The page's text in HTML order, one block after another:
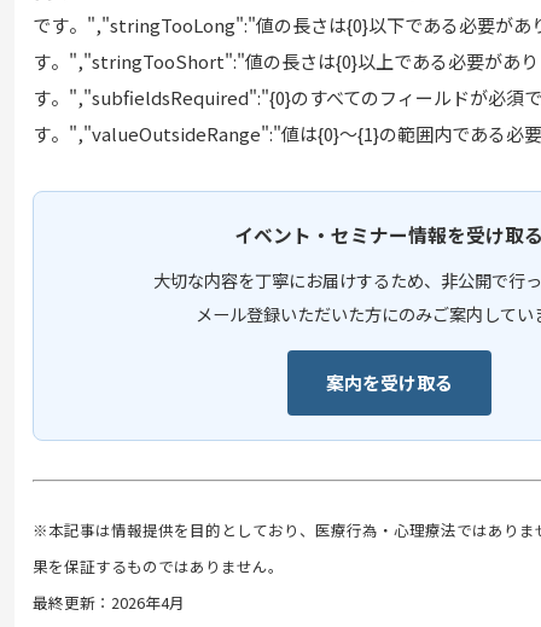
です⁠。","stringTooLong":"値の長さは{0}以下である必要があ
す⁠。","stringTooShort":"値の長さは{0}以上である必要があ
す⁠。","subfieldsRequired":"{0}のすべてのフ⁠ィ⁠ールドが必須で
す⁠。","valueOutsideRange":"値は{0}～{1}の範囲内である必
イベント・セミナー情報を受け取
大切な内容を丁寧にお届けするため、非公開で行
メール登録いただいた方にのみご案内してい
案内を受け取る
※本記事は情報提供を目的としており、医療行為・心理療法ではあり
果を保証するものではありません。
最終更新：2026年4月